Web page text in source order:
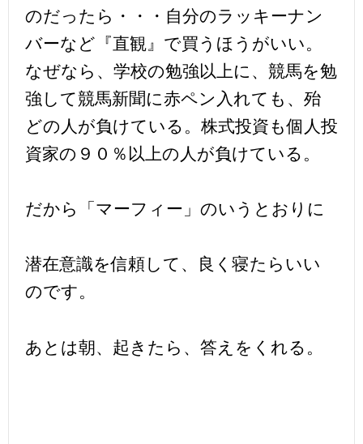
のだったら・・・自分のラッキーナン
バーなど『直観』で買うほうがいい。
なぜなら、学校の勉強以上に、競馬を勉
強して競馬新聞に赤ペン入れても、殆
どの人が負けている。株式投資も個人投
資家の９０％以上の人が負けている。
だから「マーフィー」のいうとおりに
潜在意識を信頼して、良く寝たらいい
のです。
あとは朝、起きたら、答えをくれる。